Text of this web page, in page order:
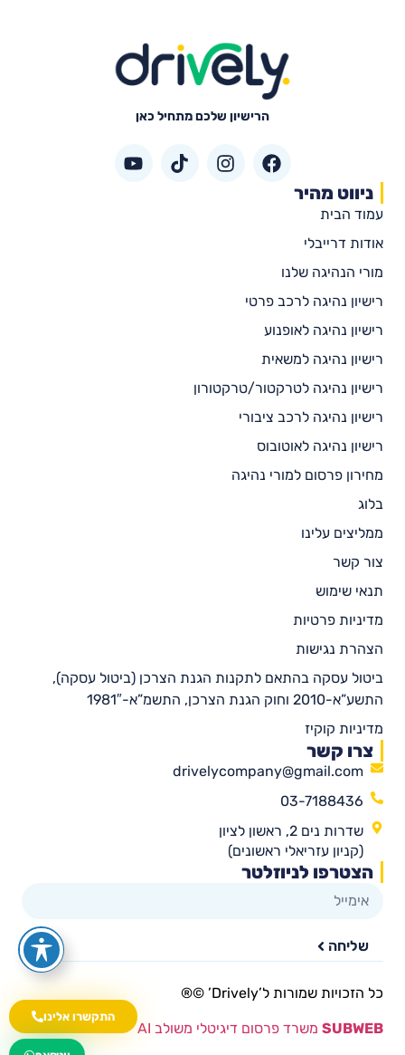
התקשרו אלינו
wa.me/535216644
הרישיון שלכם מתחיל כאן
ניווט מהיר
עמוד הבית
אודות דרייבלי
מורי הנהיגה שלנו
רישיון נהיגה לרכב פרטי
רישיון נהיגה לאופנוע
רישיון נהיגה למשאית
רישיון נהיגה לטרקטור/טרקטורון
רישיון נהיגה לרכב ציבורי
רישיון נהיגה לאוטובוס
מחירון פרסום למורי נהיגה
בלוג
ממליצים עלינו
צור קשר
תנאי שימוש
מדיניות פרטיות
הצהרת נגישות
ביטול עסקה בהתאם לתקנות הגנת הצרכן (ביטול עסקה),
התשע”א-2010 וחוק הגנת הצרכן, התשמ”א-1981″
מדיניות קוקיז
צרו קשר
drivelycompany@gmail.com
03-7188436
שדרות נים 2, ראשון לציון
(קניון עזריאלי ראשונים)
הצטרפו לניוזלטר
שליחה
כל הזכויות שמורות ל’Drively’ ©®​
SUBWEB משרד פרסום דיגיטלי משולב AI